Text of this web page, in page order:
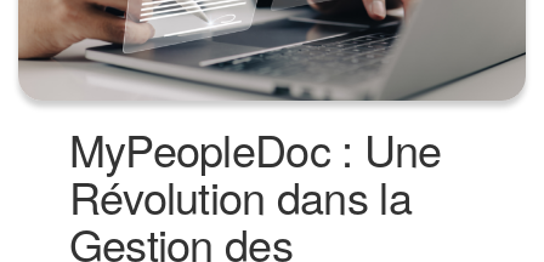
MyPeopleDoc : Une
Révolution dans la
Gestion des